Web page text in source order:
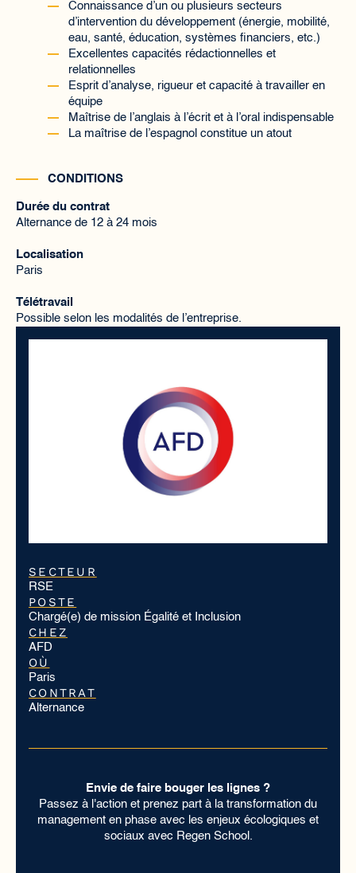
Connaissance d’un ou plusieurs secteurs
d’intervention du développement (énergie, mobilité,
eau, santé, éducation, systèmes financiers, etc.)
Excellentes capacités rédactionnelles et
relationnelles
Esprit d’analyse, rigueur et capacité à travailler en
équipe
Maîtrise de l’anglais à l’écrit et à l’oral indispensable
La maîtrise de l’espagnol constitue un atout
CONDITIONS
Durée du contrat
Alternance de 12 à 24 mois
Localisation
Paris
Télétravail
Possible selon les modalités de l’entreprise.
SECTEUR
RSE
POSTE
Chargé(e) de mission Égalité et Inclusion
CHEZ
AFD
OÙ
Paris
CONTRAT
Alternance
Envie de faire bouger les lignes ?
Passez à l'action et prenez part à la transformation du
management en phase avec les enjeux écologiques et
sociaux avec Regen School.